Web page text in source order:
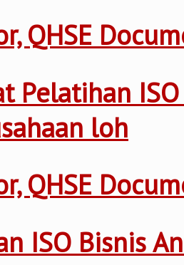
QHSE
Pelatihan
loh
QHSE
ISO Bisnis